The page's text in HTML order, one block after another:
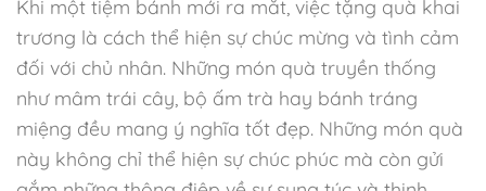
Khi một tiệm bánh mới ra mắt, việc tặng quà khai
trương là cách thể hiện sự chúc mừng và tình cảm
đối với chủ nhân. Những món quà truyền thống
như mâm trái cây, bộ ấm trà hay bánh tráng
miệng đều mang ý nghĩa tốt đẹp. Những món quà
này không chỉ thể hiện sự chúc phúc mà còn gửi